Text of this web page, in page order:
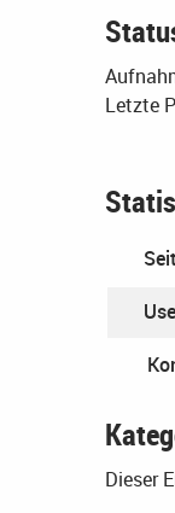
Letzte
Dieser